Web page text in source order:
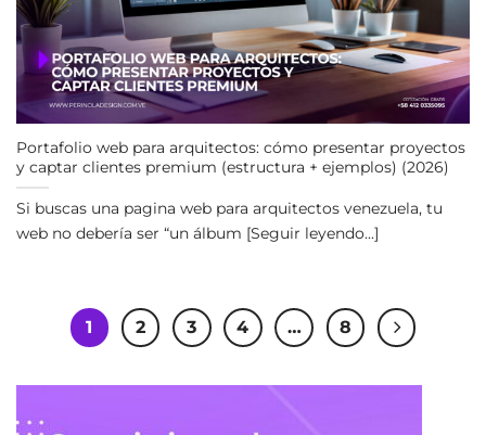
Portafolio web para arquitectos: cómo presentar proyectos
y captar clientes premium (estructura + ejemplos) (2026)
Si buscas una pagina web para arquitectos venezuela, tu
web no debería ser “un álbum [Seguir leyendo...]
1 2 3 4 … 8